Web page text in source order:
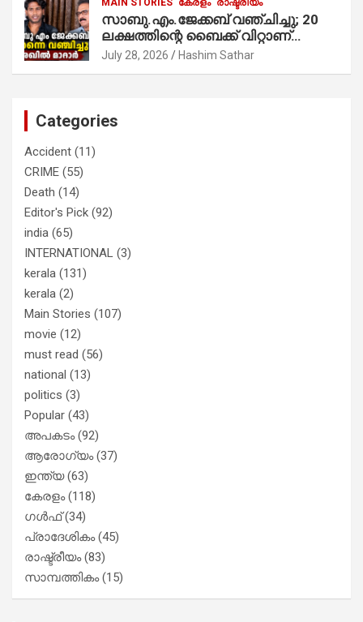
MAIN STORIES കേരളം രാഷ്ട്രീയം
സാബു.എം.ജേക്കബ് വഞ്ചിച്ചു; 20
ലക്ഷത്തിന്റെ ബൈക്ക് വിറ്റാണ്
തൃക്കാക്കരയില്‍ മത്സരിച്ചത്!
നേട്ടത്തിനുള്ള പാര്‍ട്ടി; ഇപ്പോള്‍
July 28, 2026 Hashim Sathar
Categories
Accident (11)
CRIME (55)
Death (14)
Editor's Pick (92)
india (65)
INTERNATIONAL (3)
kerala (131)
kerala (2)
Main Stories (107)
movie (12)
must read (56)
national (13)
politics (3)
Popular (43)
അപകടം(92)
ആരോഗ്യം(37)
ഇന്ത്യ(63)
കേരളം(118)
ഗൾഫ്(34)
പ്രാദേശികം(45)
രാഷ്ട്രീയം(83)
സാമ്പത്തികം(15)